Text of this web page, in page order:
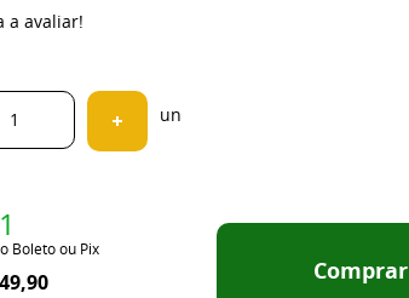
a avaliar!
un
Boleto ou Pix
Comprar